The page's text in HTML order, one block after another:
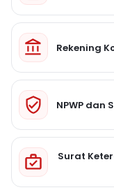
Rekening
NPWP dan
Surat